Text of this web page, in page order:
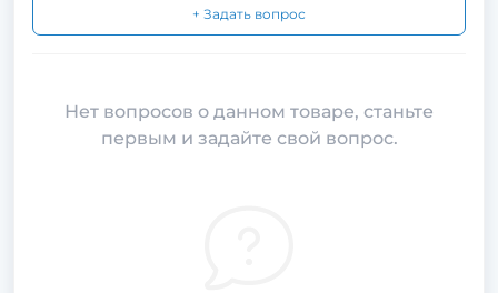
+ Задать вопрос
Нет вопросов о данном товаре, станьте
первым и задайте свой вопрос.